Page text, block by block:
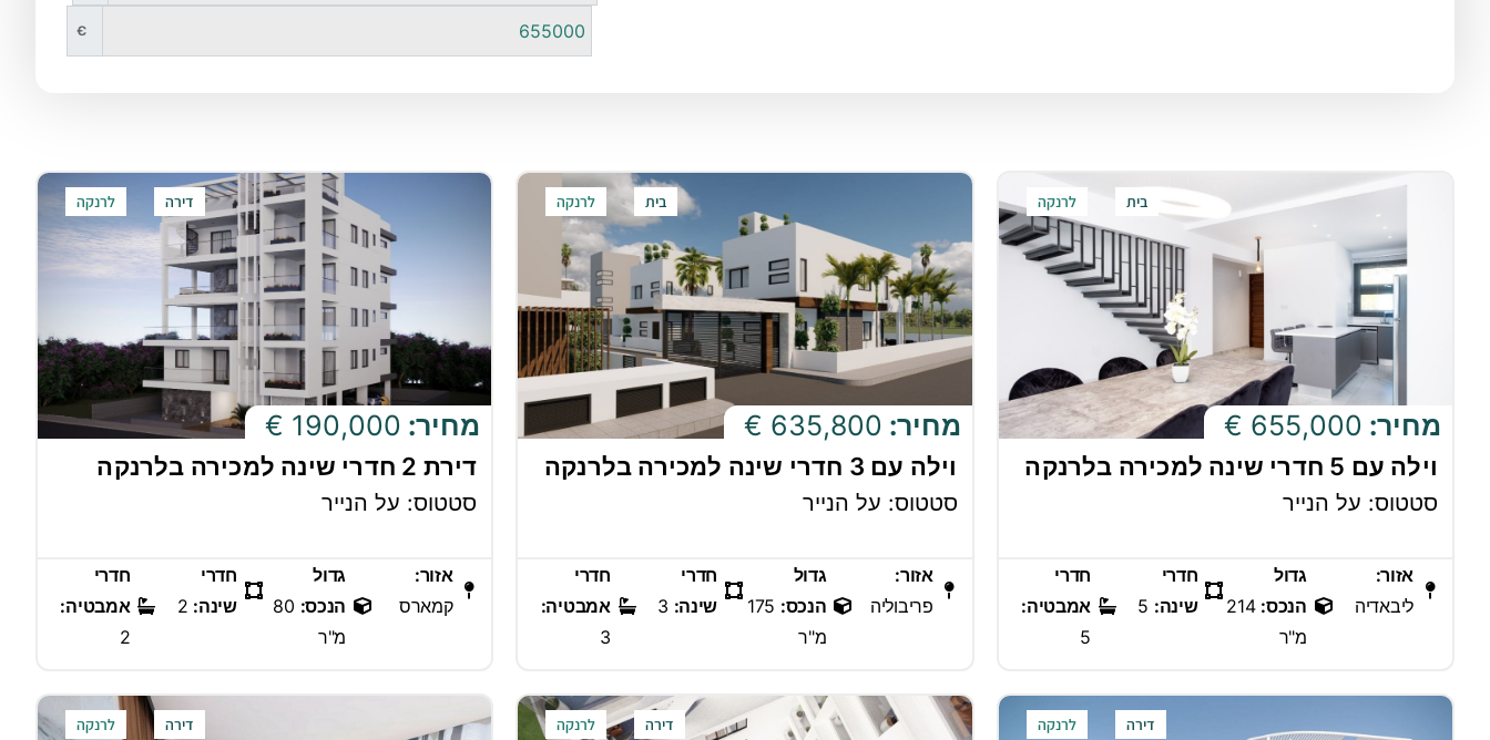
€
מחיר: 655,000 €
לרנקה בית
וילה עם 5 חדרי שינה למכירה בלרנקה
סטטוס: על הנייר
אזור:
ליבאדיה
גדול
הנכס: 214
מ"ר
חדרי
שינה:
חדרי
אמבטיה:
5
מחיר: 635,800 €
לרנקה בית
וילה עם 3 חדרי שינה למכירה בלרנקה
סטטוס: על הנייר
אזור:
פריבוליה
גדול
הנכס: 175
מ"ר
חדרי
שינה:
חדרי
אמבטיה:
3
מחיר: 190,000 €
לרנקה דירה
דירת 2 חדרי שינה למכירה בלרנקה
סטטוס: על הנייר
אזור:
קמארס
גדול
הנכס: 80
מ"ר
חדרי
שינה:
חדרי
אמבטיה:
2
לרנקה דירה לרנקה דירה לרנקה דירה